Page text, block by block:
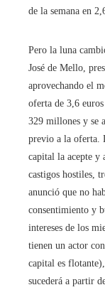
de la semana en
Pero la luna
José de Mello,
aprovechando el
oferta de 3,6
329 millones y se
previo a la oferta.
capital la acepte y
castigos hostiles,
anunció que no
consentimiento y
intereses de los
tienen un actor
capital es
sucederá a partir